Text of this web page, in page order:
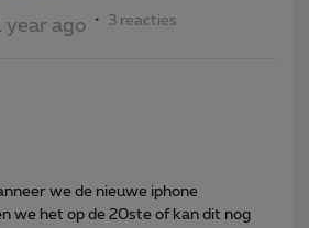
ago 3 reacties
we de nieuwe iphone
we het op de 20ste of kan dit nog